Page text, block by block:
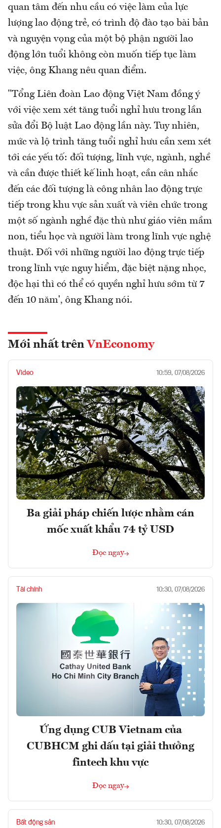
quan tâm đến nhu cầu có việc làm của lực
lượng lao động trẻ, có trình độ đào tạo bài bản
và nguyện vọng của một bộ phận người lao
động lớn tuổi không còn muốn tiếp tục làm
việc, ông Khang nêu quan điểm.
"Tổng Liên đoàn Lao động Việt Nam đồng ý
với việc xem xét tăng tuổi nghỉ hưu trong lần
sửa đổi Bộ luật Lao động lần này. Tuy nhiên,
mức và lộ trình tăng tuổi nghỉ hưu cần xem xét
tới các yếu tố: đối tượng, lĩnh vực, ngành, nghề
và cần được thiết kế linh hoạt, cần cân nhắc
đến các đối tượng là công nhân lao động trực
tiếp trong khu vực sản xuất và viên chức trong
một số ngành nghề đặc thù như giáo viên mầm
non, tiểu học và người làm trong lĩnh vực nghệ
thuật. Đối với những người lao động trực tiếp
trong lĩnh vực nguy hiểm, đặc biệt nặng nhọc,
độc hại thì có thể có quyền nghỉ hưu sớm từ 7
đến 10 năm', ông Khang nói.
Mới nhất trên VnEconomy
Video 10:59, 07/08/2026
Ba giải pháp chiến lược nhằm cán
mốc xuất khẩu 74 tỷ USD
Đọc ngay
Tài chính 10:30, 07/08/2026
Ứng dụng CUB Vietnam của
CUBHCM ghi dấu tại giải thưởng
fintech khu vực
Đọc ngay
Bất động sản 10:30, 07/08/2026